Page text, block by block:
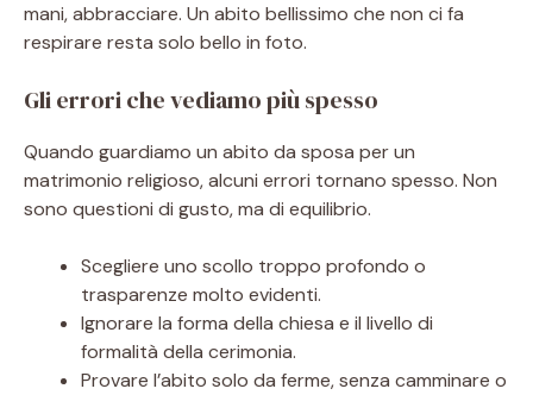
mani, abbracciare. Un abito bellissimo che non ci fa
respirare resta solo bello in foto.
Gli errori che vediamo più spesso
Quando guardiamo un abito da sposa per un
matrimonio religioso, alcuni errori tornano spesso. Non
sono questioni di gusto, ma di equilibrio.
Scegliere uno scollo troppo profondo o
trasparenze molto evidenti.
Ignorare la forma della chiesa e il livello di
formalità della cerimonia.
Provare l’abito solo da ferme, senza camminare o